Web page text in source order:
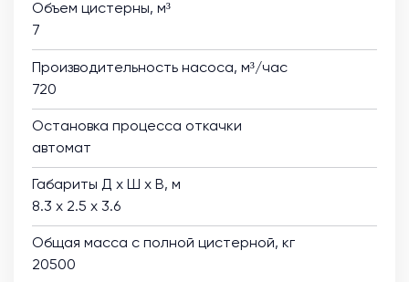
Объем цистерны, м³
7
Производительность насоса, м³/час
720
Остановка процесса откачки
автомат
Габариты Д х Ш х В, м
8.3 х 2.5 х 3.6
Общая масса с полной цистерной, кг
20500